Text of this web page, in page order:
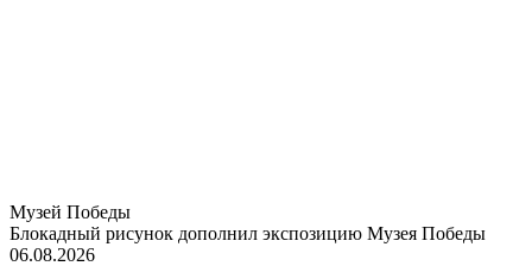
Музей Победы
Блокадный рисунок дополнил экспозицию Музея Победы
06.08.2026